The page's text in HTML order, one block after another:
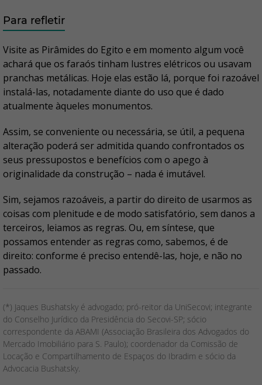
Para refletir
Visite as Pirâmides do Egito e em momento algum você
achará que os faraós tinham lustres elétricos ou usavam
pranchas metálicas. Hoje elas estão lá, porque foi razoável
instalá-las, notadamente diante do uso que é dado
atualmente àqueles monumentos.
Assim, se conveniente ou necessária, se útil, a pequena
alteração poderá ser admitida quando confrontados os
seus pressupostos e benefícios com o apego à
originalidade da construção – nada é imutável.
Sim, sejamos razoáveis, a partir do direito de usarmos as
coisas com plenitude e de modo satisfatório, sem danos a
terceiros, leiamos as regras. Ou, em síntese, que
possamos entender as regras como, sabemos, é de
direito: conforme é preciso entendê-las, hoje, e não no
passado.
(*) Jaques Bushatsky é advogado; pró-reitor da UniSecovi; integrante
do Conselho Jurídico da Presidência do Secovi-SP; sócio
correspondente da ABAMI (Associação Brasileira dos Advogados do
Mercado Imobiliário para S. Paulo); coordenador da Comissão de
Locação e Compartilhamento de Espaços do Ibradim e sócio da
Advocacia Bushatsky.